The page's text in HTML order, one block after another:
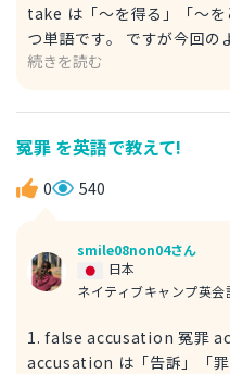
take は「〜を得る」「〜
つ単語です。 ですが今回
「離陸する」を表現するこ
be taking off shortly. まもな
~ing 〜する予定/〜する
他にもいくつか飛行関係の
にご活用ください。
考なれば嬉しいです！
続きを読む
冤罪 を英語で教えて!
0 540
smile08non04さん
ネイティブキャンプ英会
日本
1. false accusation 冤罪 accusation を使った表現です。
accusation は「告訴」「